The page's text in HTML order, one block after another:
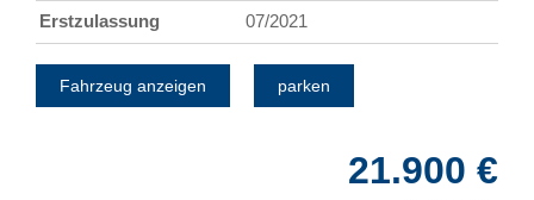
Erstzulassung 07/2021
Fahrzeug anzeigen parken
21.900 €